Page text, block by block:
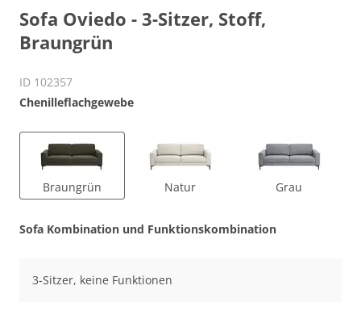
Sofa Oviedo - 3-Sitzer, Stoff,
Braungrün
ID 102357
Chenilleflachgewebe
Braungrün Natur Grau
Sofa Kombination und Funktionskombination
3-Sitzer, keine Funktionen